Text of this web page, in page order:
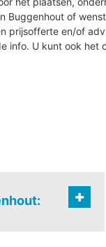
Buggenhout of
prijsofferte en/of
info. U kunt ook het